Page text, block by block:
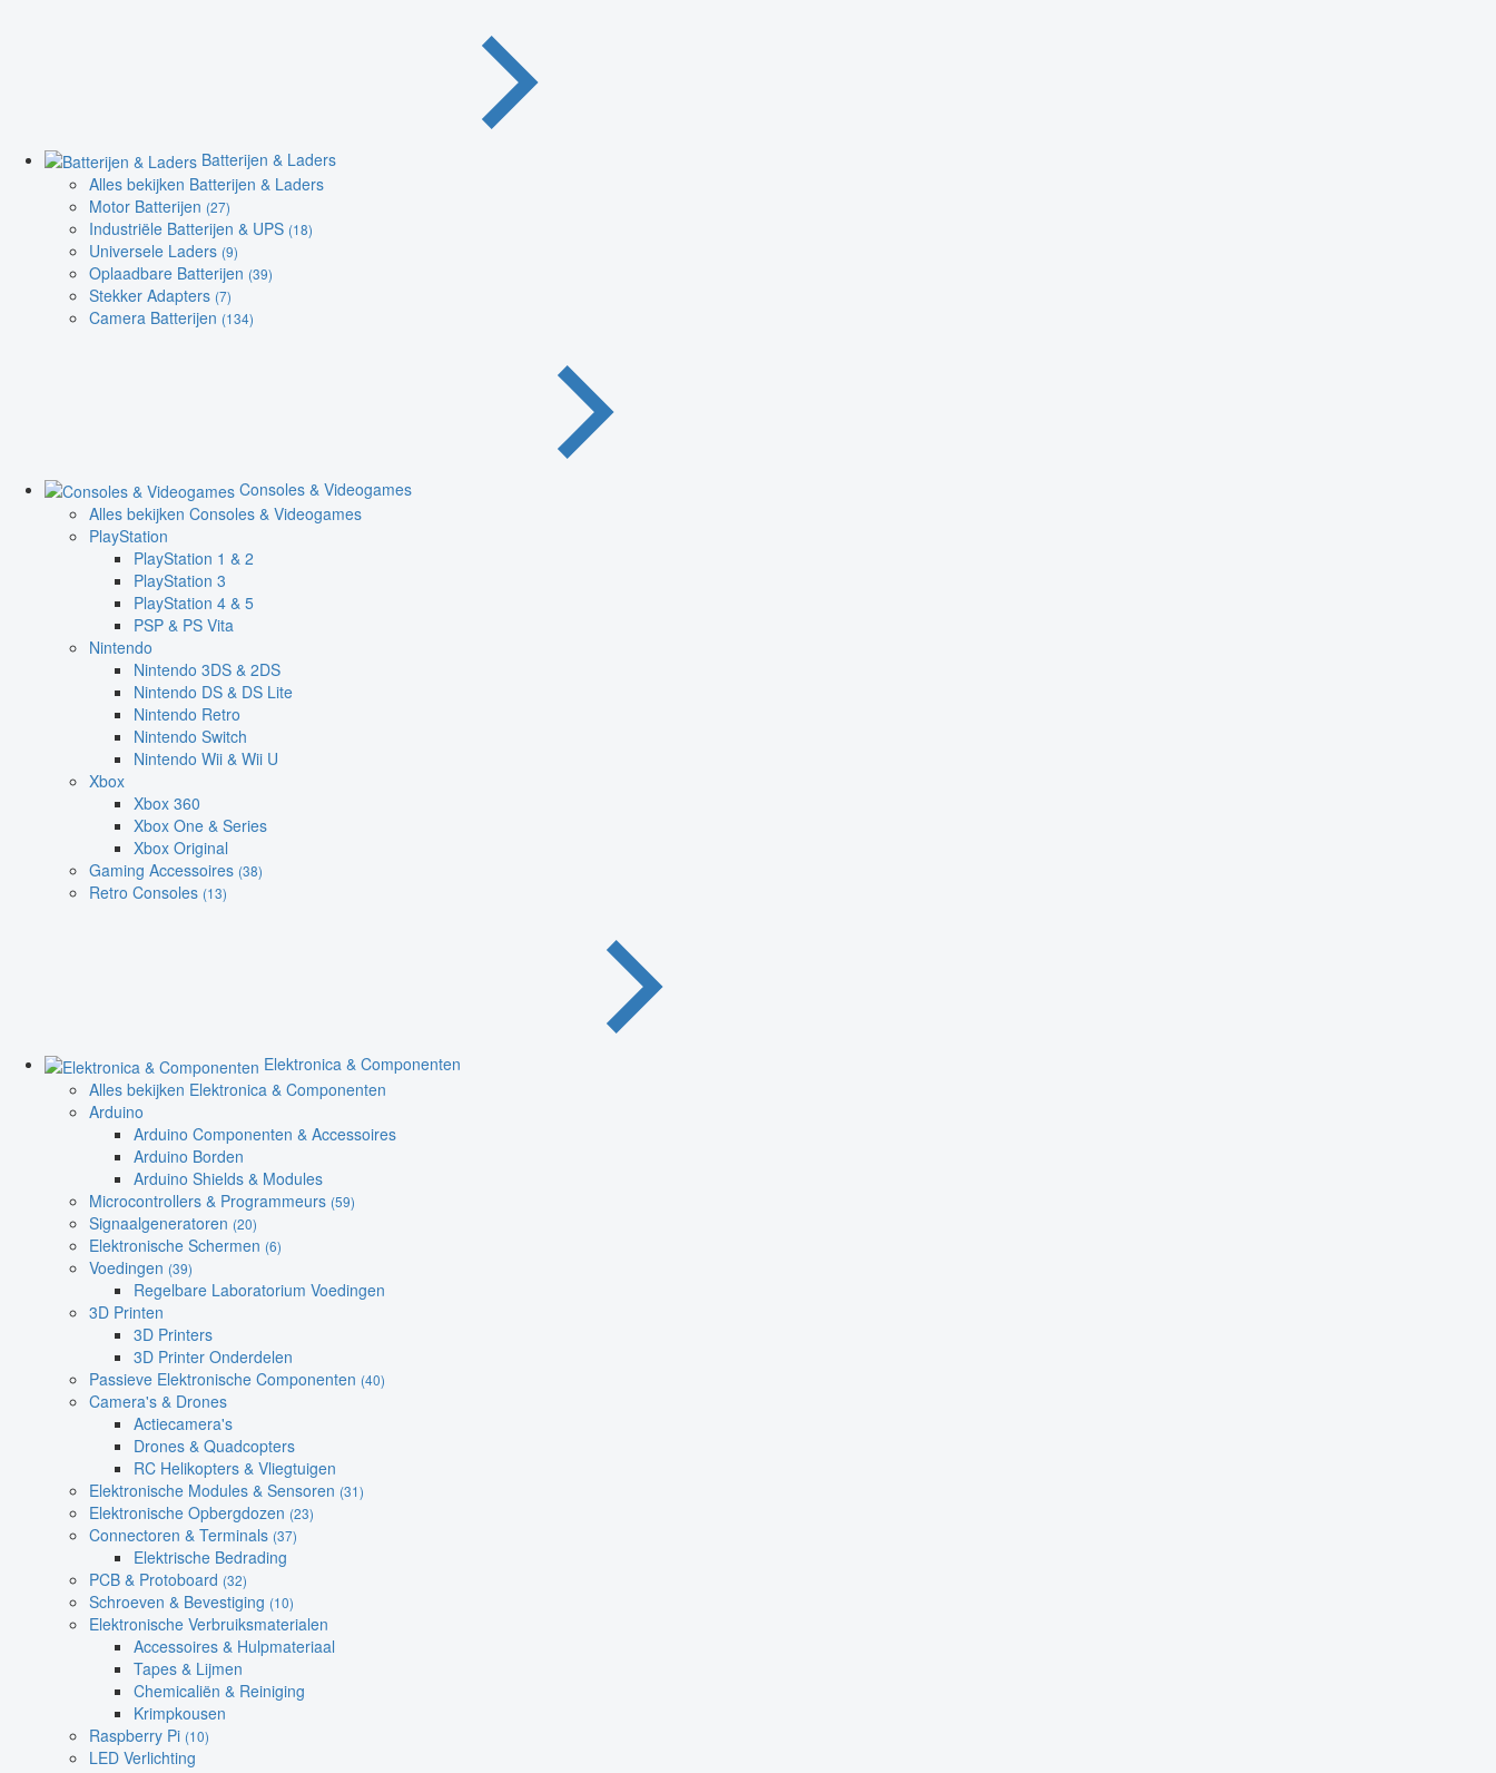
Batterijen & Laders
Alles bekijken Batterijen & Laders
Motor Batterijen (27)
Industriële Batterijen & UPS (18)
Universele Laders (9)
Oplaadbare Batterijen (39)
Stekker Adapters (7)
Camera Batterijen (134)
Consoles & Videogames
Alles bekijken Consoles & Videogames
PlayStation
PlayStation 1 & 2
PlayStation 3
PlayStation 4 & 5
PSP & PS Vita
Nintendo
Nintendo 3DS & 2DS
Nintendo DS & DS Lite
Nintendo Retro
Nintendo Switch
Nintendo Wii & Wii U
Xbox
Xbox 360
Xbox One & Series
Xbox Original
Gaming Accessoires (38)
Retro Consoles (13)
Elektronica & Componenten
Alles bekijken Elektronica & Componenten
Arduino
Arduino Componenten & Accessoires
Arduino Borden
Arduino Shields & Modules
Microcontrollers & Programmeurs (59)
Signaalgeneratoren (20)
Elektronische Schermen (6)
Voedingen (39)
Regelbare Laboratorium Voedingen
3D Printen
3D Printers
3D Printer Onderdelen
Passieve Elektronische Componenten (40)
Camera's & Drones
Actiecamera's
Drones & Quadcopters
RC Helikopters & Vliegtuigen
Elektronische Modules & Sensoren (31)
Elektronische Opbergdozen (23)
Connectoren & Terminals (37)
Elektrische Bedrading
PCB & Protoboard (32)
Schroeven & Bevestiging (10)
Elektronische Verbruiksmaterialen
Accessoires & Hulpmateriaal
Tapes & Lijmen
Chemicaliën & Reiniging
Krimpkousen
Raspberry Pi (10)
LED Verlichting